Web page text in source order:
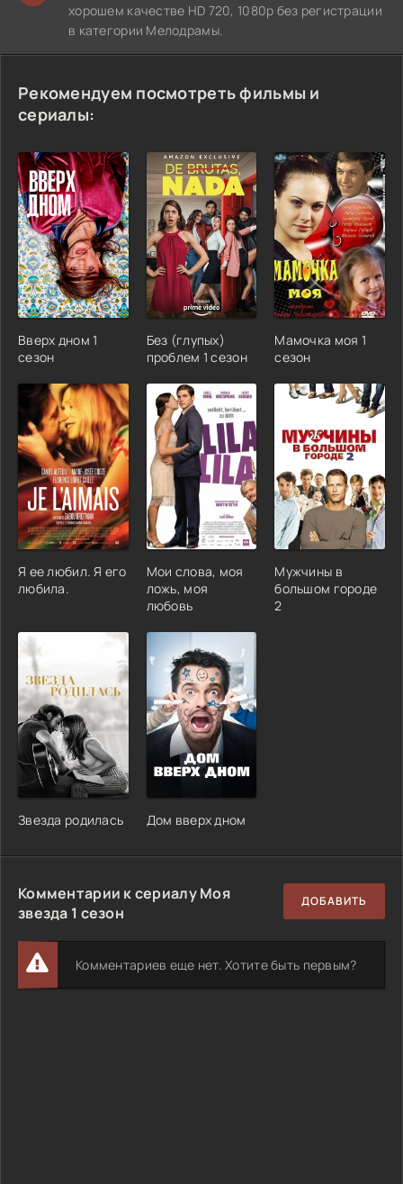
хорошем качестве HD 720, 1080p без регистрации
в категории Мелодрамы.
Рекомендуем посмотреть фильмы и
сериалы:
Вверх дном 1
сезон
Без (глупых)
проблем 1 сезон
Мамочка моя 1
сезон
Я ее любил. Я его
любила.
Мои слова, моя
ложь, моя
любовь
Мужчины в
большом городе
2
Звезда родилась Дом вверх дном
Комментарии к сериалу Моя
звезда 1 сезон
ДОБАВИТЬ
Комментариев еще нет. Хотите быть первым?